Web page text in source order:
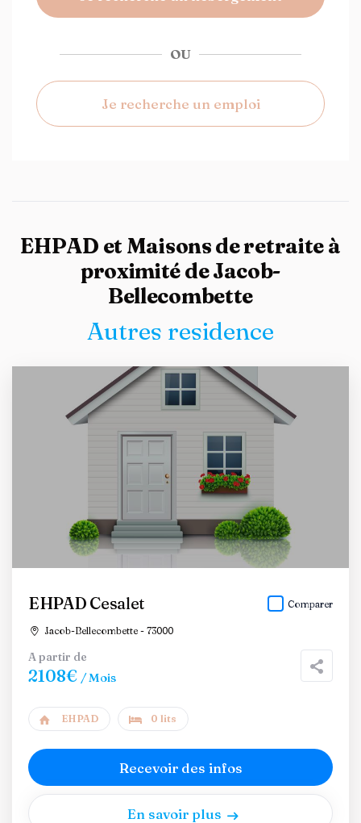
OU
Je recherche un emploi
EHPAD et Maisons de retraite à
proximité de Jacob-
Bellecombette
Autres residence
EHPAD Cesalet
Jacob-Bellecombette - 73000
Comparer
A partir de
2108€ / Mois
EHPAD 0 lits
Recevoir des infos
En savoir plus